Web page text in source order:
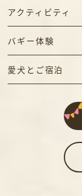
アクティビティ
バギー体験
愛犬とご宿泊